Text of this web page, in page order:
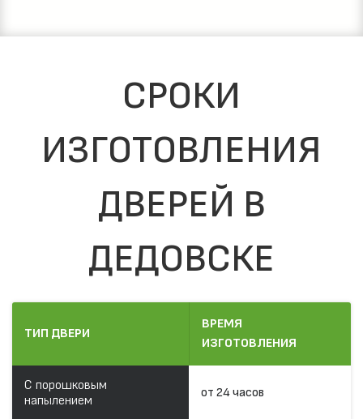
СРОКИ
ИЗГОТОВЛЕНИЯ
ДВЕРЕЙ В
ДЕДОВСКЕ
ТИП ДВЕРИ
ВРЕМЯ
ИЗГОТОВЛЕНИЯ
С порошковым
напылением
от 24 часов